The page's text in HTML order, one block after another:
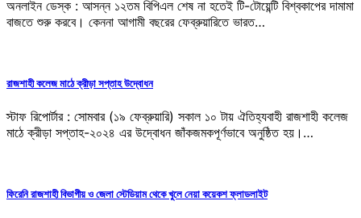
অনলাইন ডেস্ক : আসন্ন ১২তম বিপিএল শেষ না হতেই টি-টোয়েন্টি বিশ্বকাপের দামামা
বাজতে শুরু করবে। কেননা আগামী বছরের ফেব্রুয়ারিতে ভারত…
রাজশাহী কলেজ মাঠে ক্রীড়া সপ্তাহ উদ্বোধন
স্টাফ রিপোর্টার : সোমবার (১৯ ফেব্রুয়ারি) সকাল ১০ টায় ঐতিহ্যবাহী রাজশাহী কলেজ
মাঠে ক্রীড়া সপ্তাহ-২০২৪ এর উদ্বোধন জাঁকজমকপূর্ণভাবে অনুষ্ঠিত হয়।…
ফিরেনি রাজশাহী বিভাগীয় ও জেলা স্টেডিয়াম থেকে খুলে নেয়া কয়েকশ ফ্লাডলাইট